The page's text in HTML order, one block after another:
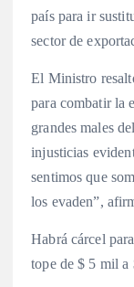
país para ir
sector de
El Ministro
para combatir la
grandes males
injusticias
sentimos que
los evaden”,
Habrá cárcel
tope de $ 5 mil